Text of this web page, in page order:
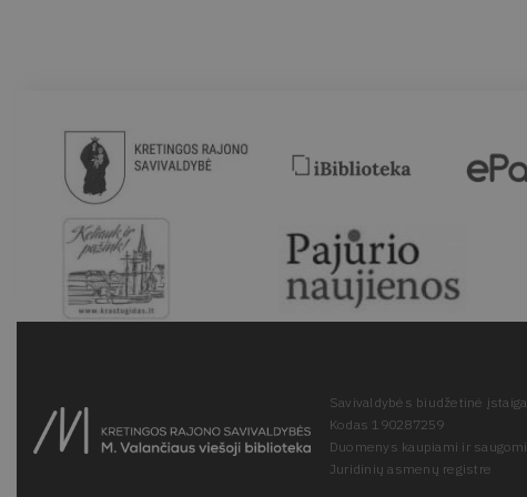
Savivaldybės biudžetinė įstaiga
Kodas 190287259
Duomenys kaupiami ir saugomi
Juridinių asmenų registre